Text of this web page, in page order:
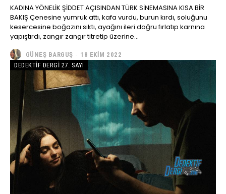
KADINA YÖNELİK ŞİDDET AÇISINDAN TÜRK SİNEMASINA KISA BİR
BAKIŞ Çenesine yumruk attı, kafa vurdu, burun kırdı, soluğunu
kesercesine boğazını sıktı, ayağını ileri doğru fırlatıp karnına
yapıştırdı, zangır zangır titretip üzerine...
GÜNEŞ BARGUŞ - 18 EKIM 2022
DEDEKTIF DERGI 27. SAYI